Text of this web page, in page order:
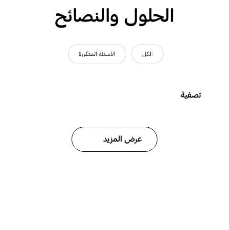
الحلول والنصائح
الكل الأسئلة المتكررة
تصفية
عرض المزيد